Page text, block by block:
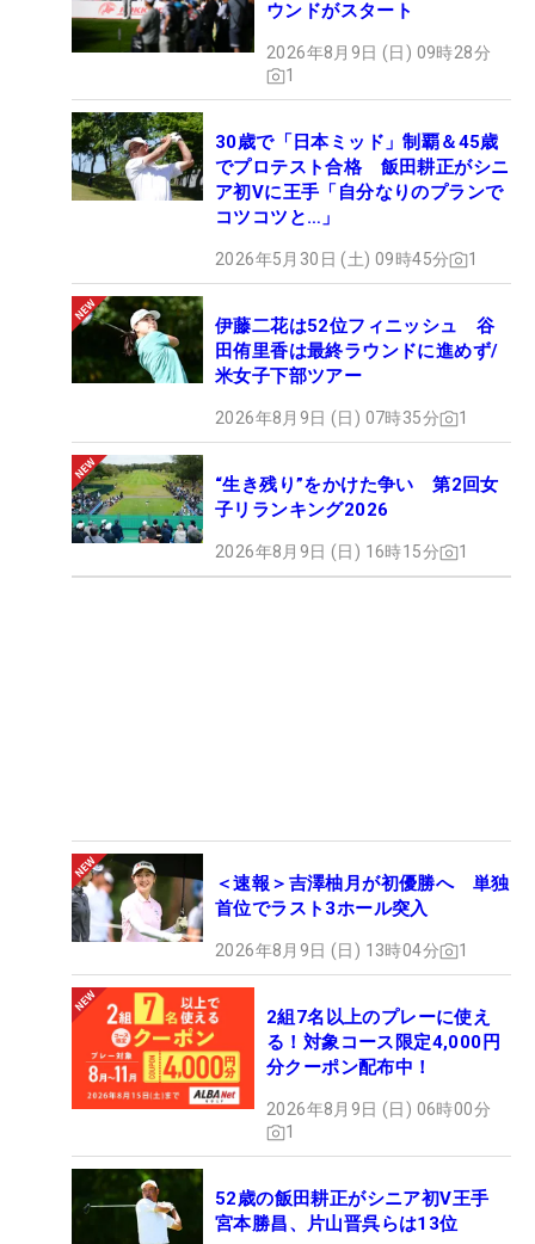
ウンドがスタート
2026年8月9日 (日) 09時28分
1
30歳で「日本ミッド」制覇＆45歳
でプロテスト合格 飯田耕正がシニ
ア初Vに王手「自分なりのプランで
コツコツと…」
2026年5月30日 (土) 09時45分 1
伊藤二花は52位フィニッシュ 谷
田侑里香は最終ラウンドに進めず/
米女子下部ツアー
2026年8月9日 (日) 07時35分 1
“生き残り”をかけた争い 第2回女
子リランキング2026
2026年8月9日 (日) 16時15分 1
＜速報＞吉澤柚月が初優勝へ 単独
首位でラスト3ホール突入
2026年8月9日 (日) 13時04分 1
2組7名以上のプレーに使え
る！対象コース限定4,000円
分クーポン配布中！
2026年8月9日 (日) 06時00分
1
52歳の飯田耕正がシニア初V王手
宮本勝昌、片山晋呉らは13位